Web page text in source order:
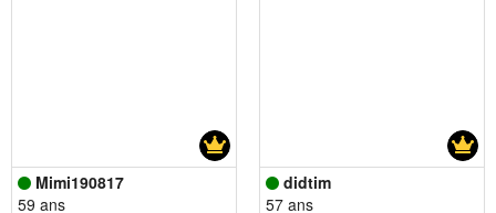
Mimi190817
59 ans
didtim
57 ans